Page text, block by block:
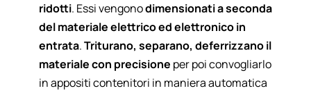
ridotti. Essi vengonodimensionati a seconda
del materiale elettrico ed elettronico in
entrata.Triturano, separano, deferrizzano il
materiale con precisione per poi convogliarlo
in appositi contenitori in maniera automatica